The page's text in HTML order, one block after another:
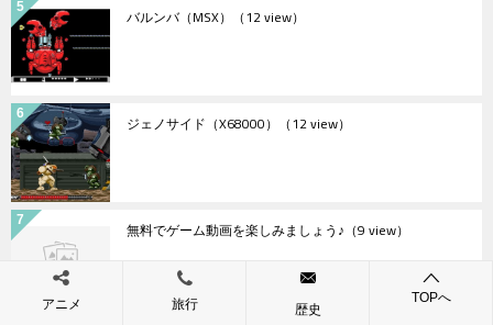
バルンバ（MSX） （12 view）
ジェノサイド（X68000） （12 view）
無料でゲーム動画を楽しみましょう♪ （9 view）
アニメ 旅行 歴史
TOPへ